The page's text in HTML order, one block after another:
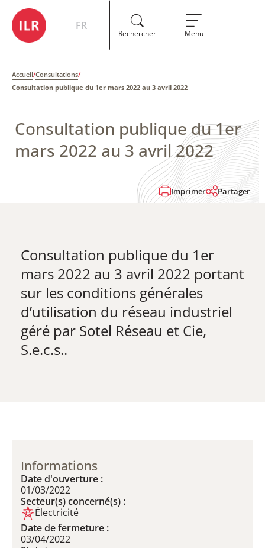
FR
Rechercher Menu
Accueil/Consultations/
Consultation publique du 1er mars 2022 au 3 avril 2022
Consultation publique du 1er
mars 2022 au 3 avril 2022
Imprimer Partager
Consultation publique du 1er
mars 2022 au 3 avril 2022 portant
sur les conditions générales
d’utilisation du réseau industriel
géré par Sotel Réseau et Cie,
S.e.c.s..
Informations
Date d'ouverture :
01/03/2022
Secteur(s) concerné(s) :
Électricité
Date de fermeture :
03/04/2022